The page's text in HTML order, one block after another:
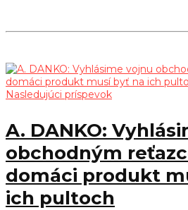
Nasledujúci príspevok
A. DANKO:
obchodným
domáci produkt
ich pultoch